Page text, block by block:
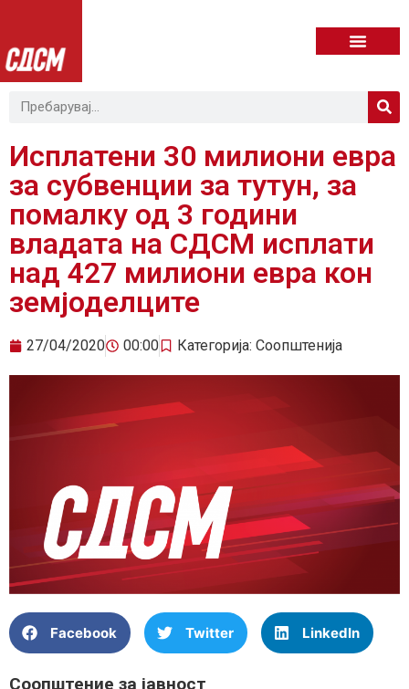
Исплатени 30 милиони евра
за субвенции за тутун, за
помалку од 3 години
владата на СДСМ исплати
над 427 милиони евра кон
земјоделците
27/04/2020 00:00 Категорија: Соопштенија
Facebook Twitter LinkedIn
Соопштение за јавност